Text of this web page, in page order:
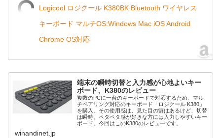
Logicool ロジクール K380BK Bluetooth ワイヤレス
キーボード マルチOS:Windows Mac iOS Android
Chrome OS対応
端末の瞬時切替と入力感が心地よいキー
ボード、K380のレビュー
複数のPCに一台のキーボードで対応するため、マル
チペアリング対応のキーボード「ロジクール K380」
を購入。その使用感は、見た目の癖はあるけど、切替
は瞬時、ペタペタ感が好きな方には入力しやすいキー
ボード。今回はこのK380のレビューです。
winandinet.jp